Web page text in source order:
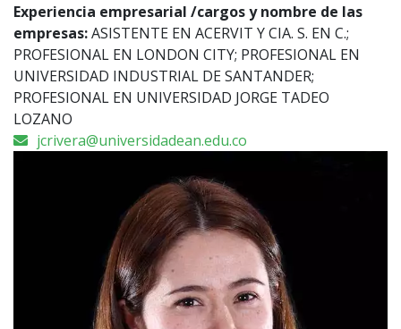
Experiencia empresarial /cargos y nombre de las
empresas:ASISTENTE EN ACERVIT Y CIA. S. EN C.;
PROFESIONAL EN LONDON CITY; PROFESIONAL EN
UNIVERSIDAD INDUSTRIAL DE SANTANDER;
PROFESIONAL EN UNIVERSIDAD JORGE TADEO
LOZANO
jcrivera@universidadean.edu.co